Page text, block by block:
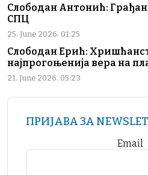
Слободан Антонић:
СПЦ
25. June 2026. 01:25
Слободан Ерић:
најпрогоњенија вера на
21. June 2026. 05:23
ПРИЈАВА ЗА
Email